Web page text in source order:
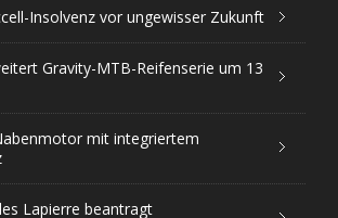
Insolvenz vor ungewisser Zukunft
Gravity-MTB-Reifenserie um 13
mit integriertem
Lapierre beantragt